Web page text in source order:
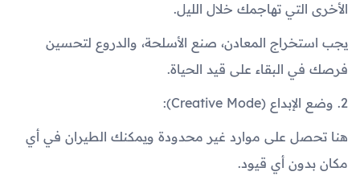
الأخرى التي تهاجمك خلال الليل.
يجب استخراج المعادن، صنع الأسلحة، والدروع لتحسين
فرصك في البقاء على قيد الحياة.
2. وضع الإبداع (Creative Mode):
هنا تحصل على موارد غير محدودة ويمكنك الطيران في أي
مكان بدون أي قيود.